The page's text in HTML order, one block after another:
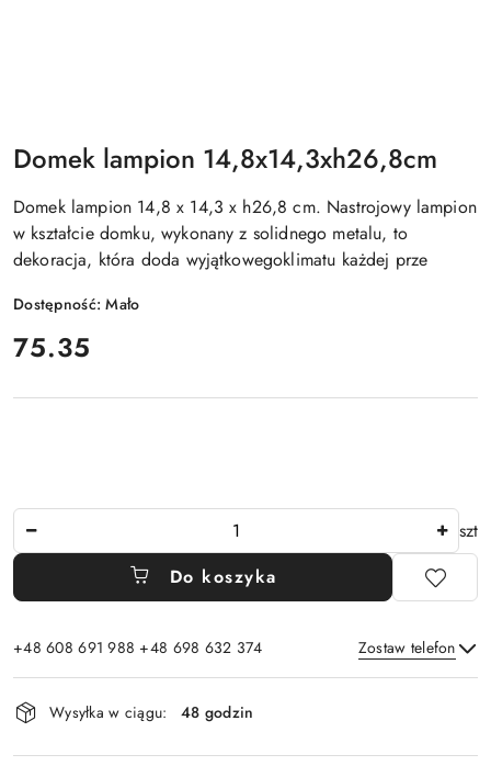
Domek lampion 14,8x14,3xh26,8cm
Domek lampion 14,8 x 14,3 x h26,8 cm. Nastrojowy lampion
w kształcie domku, wykonany z solidnego metalu, to
dekoracja, która doda wyjątkowegoklimatu każdej prze
Dostępność:Mało
cena:
75.35
szt
Do koszyka
+48 608 691 988 +48 698 632 374 Zostaw telefon
Dostępność
i
dostawa
Wysyłka w ciągu: 48 godzin